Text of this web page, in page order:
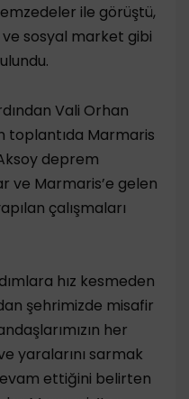
ile görüştü,
sosyal market gibi
Vali Orhan
toplantıda Marmaris
deprem
ve Marmaris’e gelen
çalışmaları
hız kesmeden
şehrimizde misafir
her
yaralarını sarmak
ettiğini belirten